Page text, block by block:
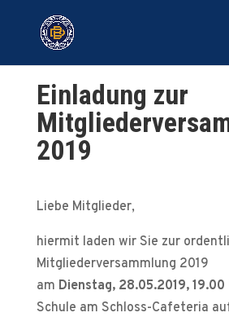
Einladung zur
2019
Liebe Mitglieder,
hiermit laden wir Sie zur
Mitgliederversammlung 2019
am Dienstag, 28.05.2019, 19.00
Schule am Schloss-Cafeteria